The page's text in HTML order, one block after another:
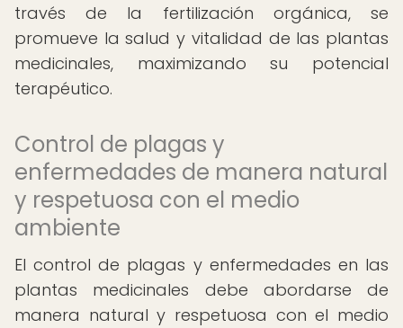
través de la fertilización orgánica, se
promueve la salud y vitalidad de las plantas
medicinales, maximizando su potencial
terapéutico.
Control de plagas y
enfermedades de manera natural
y respetuosa con el medio
ambiente
El control de plagas y enfermedades en las
plantas medicinales debe abordarse de
manera natural y respetuosa con el medio